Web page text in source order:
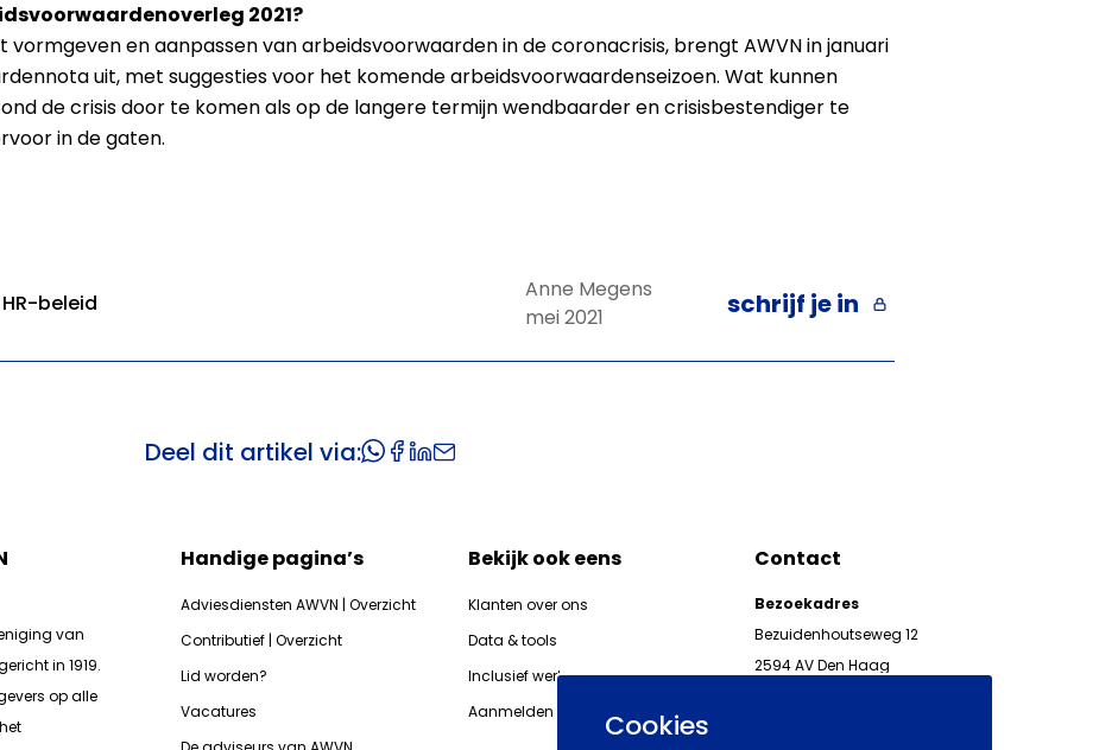
Cookies
2021?
vormgeven en aanpassen van arbeidsvoorwaarden in de coronacrisis, brengt AWVN in januari
uit, met suggesties voor het komende arbeidsvoorwaardenseizoen. Wat kunnen
de crisis door te komen als op de langere termijn wendbaarder en crisisbestendiger te
in de gaten.
beleid
Anne Megens
mei 2021
schrijf je in
Deel dit artikel via:
van
in 1919.
op alle
Handige pagina’s
Adviesdiensten AWVN | Overzicht
Contributief | Overzicht
Lid worden?
Vacatures
Bekijk ook eens
Klanten over ons
Data & tools
Inclusief werkgeven
Aanmelden nieuwsbrieven AWVN
Contact
Bezoekadres
Bezuidenhoutseweg 12
2594 AV Den Haag